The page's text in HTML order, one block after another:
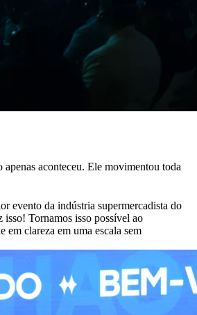
aconteceu. Ele movimentou toda
evento da indústria supermercadista do
Tornamos isso possível ao
em clareza em uma escala sem